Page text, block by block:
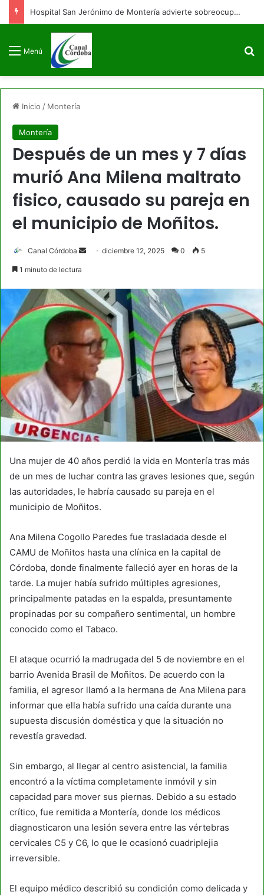
Hospital San Jerónimo de Montería advierte sobreocupación y afectación en sus servicios
Menú
Inicio / Montería
Montería
Después de un mes y 7 días
murió Ana Milena maltrato
fisico, causado su pareja en
el municipio de Moñitos.
Canal Córdoba
Senddiciembre 12, 2025 0 5
1 minuto de lectura
Una mujer de 40 años perdió la vida en Montería tras más
de un mes de luchar contra las graves lesiones que, según
las autoridades, le habría causado su pareja en el
municipio de Moñitos.
Ana Milena Cogollo Paredes fue trasladada desde el
CAMU de Moñitos hasta una clínica en la capital de
Córdoba, donde finalmente falleció ayer en horas de la
tarde. La mujer había sufrido múltiples agresiones,
principalmente patadas en la espalda, presuntamente
propinadas por su compañero sentimental, un hombre
conocido como el Tabaco.
El ataque ocurrió la madrugada del 5 de noviembre en el
barrio Avenida Brasil de Moñitos. De acuerdo con la
familia, el agresor llamó a la hermana de Ana Milena para
informar que ella había sufrido una caída durante una
supuesta discusión doméstica y que la situación no
revestía gravedad.
Sin embargo, al llegar al centro asistencial, la familia
encontró a la víctima completamente inmóvil y sin
capacidad para mover sus piernas. Debido a su estado
crítico, fue remitida a Montería, donde los médicos
diagnosticaron una lesión severa entre las vértebras
cervicales C5 y C6, lo que le ocasionó cuadriplejia
irreversible.
El equipo médico describió su condición como delicada y